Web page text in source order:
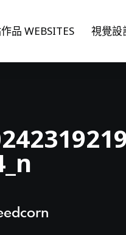
品 WEBSITES 視覺設